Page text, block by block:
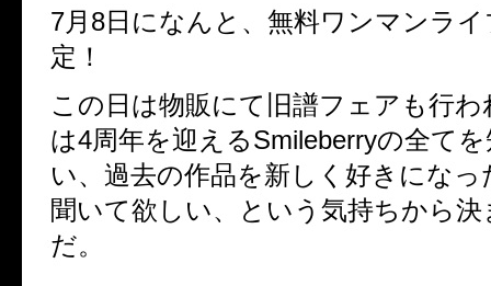
7月8日になんと、無料ワンマンラ
定！
この日は物販にて旧譜フェアも行
は4周年を迎えるSmileberryの全て
い、 過去の作品を新しく好きにな
聞いて欲しい、という気持ちから決
だ。